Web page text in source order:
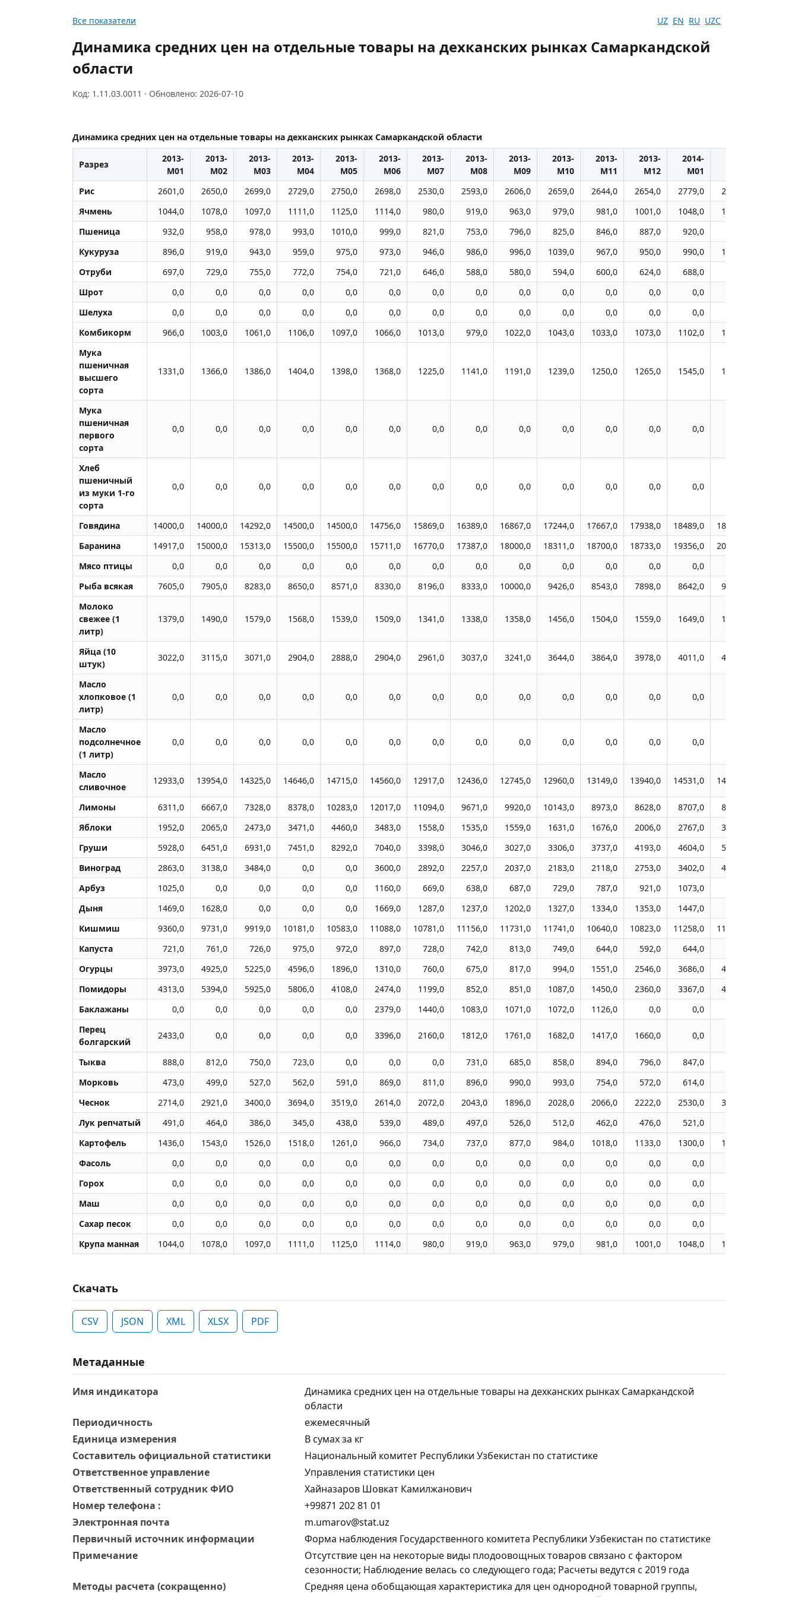
Все показатели UZ EN RU UZC
Динамика средних цен на отдельные товары на дехканских рынках Самаркандской
области
Код: 1.11.03.0011 · Обновлено: 2026-07-10
Динамика средних цен на отдельные товары на дехканских рынках Самаркандской области
Разрез
2013-
M01
2013-
M02
2013-
M03
2013-
M04
2013-
M05
2013-
M06
2013-
M07
2013-
M08
2013-
M09
2013-
M10
2013-
M11
2013-
M12
2014-
M01
Рис
2601,0 2650,0 2699,0 2729,0 2750,0 2698,0 2530,0 2593,0 2606,0 2659,0 2644,0 2654,0 2779,0 2837,0
Ячмень
1044,0 1078,0 1097,0 1111,0 1125,0 1114,0 980,0 919,0 963,0 979,0 981,0 1001,0 1048,0 1069,0
Пшеница
932,0 958,0 978,0 993,0 1010,0 999,0 821,0 753,0 796,0 825,0 846,0 887,0 920,0
Кукуруза
896,0 919,0 943,0 959,0 975,0 973,0 946,0 986,0 996,0 1039,0 967,0 950,0 990,0 1020,0
Отруби
697,0 729,0 755,0 772,0 754,0 721,0 646,0 588,0 580,0 594,0 600,0 624,0 688,0
Шрот
0,0 0,0 0,0 0,0 0,0 0,0 0,0 0,0 0,0 0,0 0,0 0,0 0,0
Шелуха
0,0 0,0 0,0 0,0 0,0 0,0 0,0 0,0 0,0 0,0 0,0 0,0 0,0
Комбикорм
966,0 1003,0 1061,0 1106,0 1097,0 1066,0 1013,0 979,0 1022,0 1043,0 1033,0 1073,0 1102,0 1124,0
Мука
пшеничная
высшего
сорта
1331,0 1366,0 1386,0 1404,0 1398,0 1368,0 1225,0 1141,0 1191,0 1239,0 1250,0 1265,0 1545,0 1674,0
Мука
пшеничная
первого
сорта
0,0 0,0 0,0 0,0 0,0 0,0 0,0 0,0 0,0 0,0 0,0 0,0 0,0
Хлеб
пшеничный
из муки 1-го
сорта
0,0 0,0 0,0 0,0 0,0 0,0 0,0 0,0 0,0 0,0 0,0 0,0 0,0
Говядина 14000,0 14000,0 14292,0 14500,0 14500,0 14756,0 15869,0 16389,0 16867,0 17244,0 17667,0 17938,0 18489,0 18922,0
Баранина
14917,0 15000,0 15313,0 15500,0 15500,0 15711,0 16770,0 17387,0 18000,0 18311,0 18700,0 18733,0 19356,0 20111,0
Мясо птицы
0,0 0,0 0,0 0,0 0,0 0,0 0,0 0,0 0,0 0,0 0,0 0,0 0,0
Рыба всякая
7605,0 7905,0 8283,0 8650,0 8571,0 8330,0 8196,0 8333,0 10000,0 9426,0 8543,0 7898,0 8642,0 9067,0
Молоко
свежее (1
литр)
1379,0 1490,0 1579,0 1568,0 1539,0 1509,0 1341,0 1338,0 1358,0 1456,0 1504,0 1559,0 1649,0 1700,0
Яйца (10
штук)
3022,0 3115,0 3071,0 2904,0 2888,0 2904,0 2961,0 3037,0 3241,0 3644,0 3864,0 3978,0 4011,0 4010,0
Масло
хлопковое (1
литр)
0,0 0,0 0,0 0,0 0,0 0,0 0,0 0,0 0,0 0,0 0,0 0,0 0,0
Масло
подсолнечное
(1 литр)
0,0 0,0 0,0 0,0 0,0 0,0 0,0 0,0 0,0 0,0 0,0 0,0 0,0
Масло
сливочное
12933,0 13954,0 14325,0 14646,0 14715,0 14560,0 12917,0 12436,0 12745,0 12960,0 13149,0 13940,0 14531,0 14810,0
Лимоны 6311,0 6667,0 7328,0 8378,0 10283,0 12017,0 11094,0 9671,0 9920,0 10143,0 8973,0 8628,0 8707,0 8831,0
Яблоки
1952,0 2065,0 2473,0 3471,0 4460,0 3483,0 1558,0 1535,0 1559,0 1631,0 1676,0 2006,0 2767,0 3274,0
Груши
5928,0 6451,0 6931,0 7451,0 8292,0 7040,0 3398,0 3046,0 3027,0 3306,0 3737,0 4193,0 4604,0 5069,0
Виноград
2863,0 3138,0 3484,0 0,0 0,0 3600,0 2892,0 2257,0 2037,0 2183,0 2118,0 2753,0 3402,0 4209,0
Арбуз
1025,0 0,0 0,0 0,0 0,0 1160,0 669,0 638,0 687,0 729,0 787,0 921,0 1073,0
Дыня
1469,0 1628,0 0,0 0,0 0,0 1669,0 1287,0 1237,0 1202,0 1327,0 1334,0 1353,0 1447,0
Кишмиш
9360,0 9731,0 9919,0 10181,0 10583,0 11088,0 10781,0 11156,0 11731,0 11741,0 10640,0 10823,0 11258,0 11669,0
Капуста
721,0 761,0 726,0 975,0 972,0 897,0 728,0 742,0 813,0 749,0 644,0 592,0 644,0
Огурцы
3973,0 4925,0 5225,0 4596,0 1896,0 1310,0 760,0 675,0 817,0 994,0 1551,0 2546,0 3686,0 4991,0
Помидоры
4313,0 5394,0 5925,0 5806,0 4108,0 2474,0 1199,0 852,0 851,0 1087,0 1450,0 2360,0 3367,0 4282,0
Баклажаны
0,0 0,0 0,0 0,0 0,0 2379,0 1440,0 1083,0 1071,0 1072,0 1126,0 0,0 0,0
Перец
болгарский
2433,0 0,0 0,0 0,0 0,0 3396,0 2160,0 1812,0 1761,0 1682,0 1417,0 1660,0 0,0
Тыква 888,0 812,0 750,0 723,0 0,0 0,0 0,0 731,0 685,0 858,0 894,0 796,0 847,0
Морковь
473,0 499,0 527,0 562,0 591,0 869,0 811,0 896,0 990,0 993,0 754,0 572,0 614,0
Чеснок
2714,0 2921,0 3400,0 3694,0 3519,0 2614,0 2072,0 2043,0 1896,0 2028,0 2066,0 2222,0 2530,0 3131,0
Лук репчатый
491,0 464,0 386,0 345,0 438,0 539,0 489,0 497,0 526,0 512,0 462,0 476,0 521,0
Картофель
1436,0 1543,0 1526,0 1518,0 1261,0 966,0 734,0 737,0 877,0 984,0 1018,0 1133,0 1300,0 1432,0
Фасоль
0,0 0,0 0,0 0,0 0,0 0,0 0,0 0,0 0,0 0,0 0,0 0,0 0,0
Горох
0,0 0,0 0,0 0,0 0,0 0,0 0,0 0,0 0,0 0,0 0,0 0,0 0,0
Маш
0,0 0,0 0,0 0,0 0,0 0,0 0,0 0,0 0,0 0,0 0,0 0,0 0,0
Сахар песок
0,0 0,0 0,0 0,0 0,0 0,0 0,0 0,0 0,0 0,0 0,0 0,0 0,0
Крупа манная
1044,0 1078,0 1097,0 1111,0 1125,0 1114,0 980,0 919,0 963,0 979,0 981,0 1001,0 1048,0 1069,0
Скачать
CSV JSON XML XLSX PDF
Метаданные
Имя индикатора
Динамика средних цен на отдельные товары на дехканских рынках Самаркандской
области
Периодичность
ежемесячный
Единица измерения
В сумах за кг
Составитель официальной статистики
Национальный комитет Республики Узбекистан по статистике
Ответственное управление
Управления статистики цен
Oтветственный сотрудник ФИО
Хайназаров Шовкат Камилжанович
Номер телефона :
+99871 202 81 01
Электронная почта
m.umarov@stat.uz
Первичный источник информации
Форма наблюдения Государственного комитета Республики Узбекистан по статистике
Примечание
Отсутствие цен на некоторые виды плодоовощных товаров связано с фактором
сезонности; Наблюдение велась со следующего года; Расчеты ведутся с 2019 года
Методы расчета (сокращенно)
Средняя цена обобщающая характеристика для цен однородной товарной группы,